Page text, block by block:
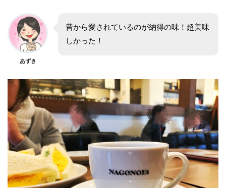
あずき
昔から愛されているのが納得の味！超美味
しかった！